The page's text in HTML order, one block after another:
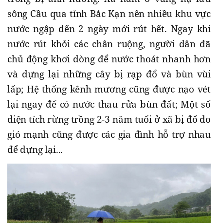
sông Cầu qua tỉnh Bắc Kạn nên nhiều khu vực
nước ngập đến 2 ngày mới rút hết. Ngay khi
nước rút khỏi các chân ruộng, người dân đã
chủ động khơi dòng để nước thoát nhanh hơn
và dựng lại những cây bị rạp đổ và bùn vùi
lấp; Hệ thống kênh mương cũng được nạo vét
lại ngay để có nước thau rửa bùn đất; Một số
diện tích rừng trồng 2-3 năm tuổi ở xã bị đổ do
gió mạnh cũng được các gia đình hỗ trợ nhau
để dựng lại...